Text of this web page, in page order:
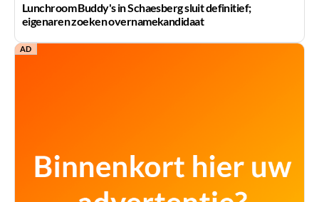
Lunchroom Buddy's in Schaesberg sluit definitief;
eigenaren zoeken overnamekandidaat
AD